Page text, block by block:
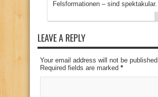
Felsformationen – sind spektakular.
LEAVE A REPLY
Your email address will not be published.
Required fields are marked *